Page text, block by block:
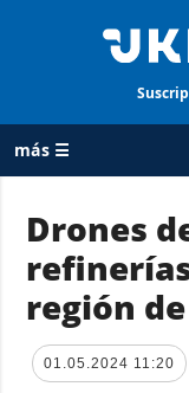
más ☰
TODAS LAS
CATEGORÍAS
Guerra
Reconstrucción
Drones
región
01.05.2024 11:20